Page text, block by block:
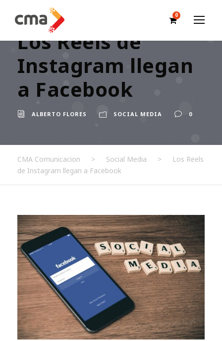
0
Los Reels de
Instagram llegan
a Facebook
ALBERTO FLORES SOCIAL MEDIA 0
CMA Comunicacion > Social Media >
Los Reels
de Instagram llegan a Facebook